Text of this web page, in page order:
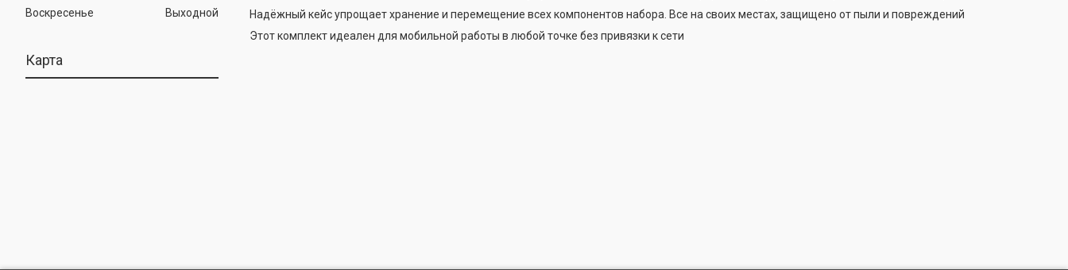
Воскресенье
Выходной
Карта
Надёжный кейс упрощает хранение и перемещение всех компонентов набора. Все на своих местах, защищено от пыли и повреждений
Этот комплект идеален для мобильной работы в любой точке без привязки к сети